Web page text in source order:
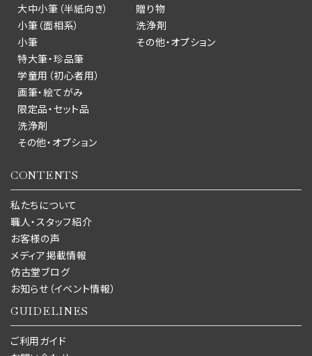
大中小筆（半紙向き）
小筆（面相系）
小筆
特大筆・珍品筆
学童用（初心者用）
画筆・絵てがみ
限定品・セット品
洗浄剤
その他・オプション
贈り物
洗浄剤
その他・オプション
CONTENTS
私たちについて
職人・スタッフ紹介
お客様の声
メディア掲載情報
仿古堂ブログ
お知らせ（イベント情報）
GUIDELINES
ご利用ガイド